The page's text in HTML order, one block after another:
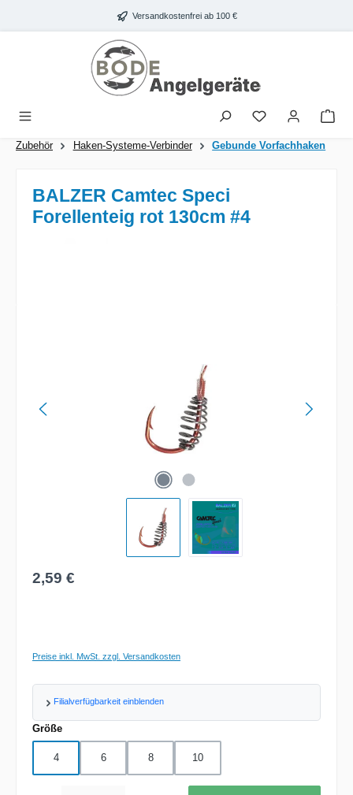
Zum Hauptinhalt springen Versandkostenfrei ab 100 €
Zubehör Haken-Systeme-Verbinder Gebunde Vorfachhaken
BALZER Camtec Speci
Forellenteig rot 130cm #4
Regulärer Preis:
2,59 €
Preise inkl. MwSt. zzgl. Versandkosten
Filialverfügbarkeit einblenden
Größeauswählen
4 6 8 10